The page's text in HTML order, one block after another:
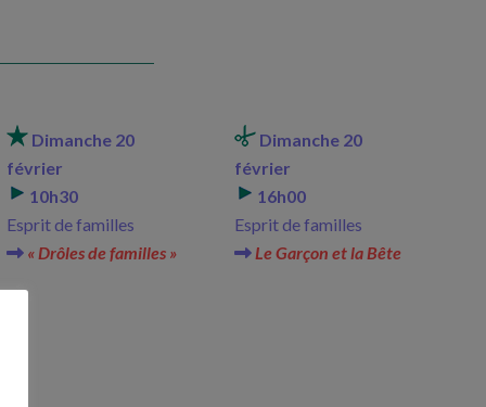
Dimanche 20
février
10h30
Esprit de familles
« Drôles de familles »
Dimanche 20
février
16h00
Esprit de familles
Le Garçon et la Bête